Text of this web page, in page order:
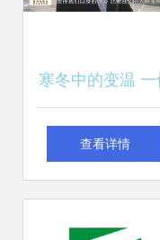
寒冬中的变温 一
导游从带团到带货
查看详情